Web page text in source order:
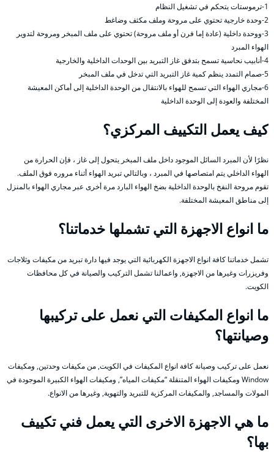
1-ترموستات يتحكم في تشغيل النظام
2-وحدة خارجية تحتوي على مروحة وملف مكثف وضاغط
3-ووحدة داخلية (عادة إما فرن أو ملف مروحة) تحتوي على ملف المبخر ومروحة لتدوير
الهواء المبرد
4-أنابيب نحاسية تسمح بتدفق غاز التبريد بين الوحدات الداخلية والخارجية
5-صمام التمدد ينظم كمية غاز التبريد التي تدخل في ملف المبخر
6-مجاري الهواء التي تسمح للهواء بالانتقال من الوحدة الداخلية إلى أماكن المعيشة
المختلفة والعودة إلى الوحدة الداخلية
كيف يعمل التكييف المركزي؟
نظرًا لأن المبرد السائل الموجود داخل ملف المبخر يتحول إلى غاز ، فإن الحرارة من
الهواء الداخلي يتم امتصاصها في المبرد ، وبالتالي تبريد الهواء أثناء مروره فوق الملف.
تقوم مروحة النفخ بالوحدة الداخلية بضخ الهواء البارد مرة أخرى عبر مجاري الهواء بالمنزل
إلى مناطق المعيشة المختلفة.
ما انواع الاجهزة التي تشملها خدماتنا؟
تشمل خدماتنا كافة انواع الاجهزة الكهربائية التي يوجد فيها دارة تبريد من مكيفات وثلاجات
وفريزرات وغيرها من الاجهزة, واعمالنا تشمل التركيب والصيانة في كل محافظات
الكويت.
ما انواع المكيفات التي نعمل على تركيبها
وصيانتها؟
نعمل على تركيب وصيانة كافة انواع المكيفات في الكويت, من مكيفات وحدتين, ومكيفات
Window ومكيفات الهواء المتنقلة “مكيفات المياه”, ومكيفات الهواء الكبيرة الموجودة في
المولات والمساجد, والمكيفات المركزية للتبريد والتهوية, وغيرها من الانواع.
ما هي الاجهزة الاخرى التي يعمل فني تكييف
بها؟